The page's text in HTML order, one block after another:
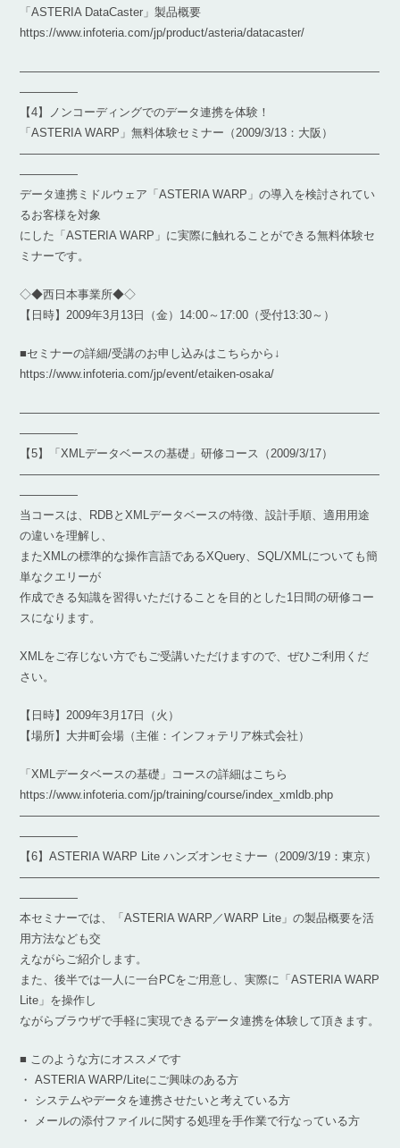
「ASTERIA DataCaster」製品概要
https://www.infoteria.com/jp/product/asteria/datacaster/
―――――――――――――――――――――――――――――――
―――――
【4】ノンコーディングでのデータ連携を体験！
「ASTERIA WARP」無料体験セミナー（2009/3/13：大阪）
―――――――――――――――――――――――――――――――
―――――
データ連携ミドルウェア「ASTERIA WARP」の導入を検討されてい
るお客様を対象
にした「ASTERIA WARP」に実際に触れることができる無料体験セ
ミナーです。
◇◆西日本事業所◆◇
【日時】2009年3月13日（金）14:00～17:00（受付13:30～）
■セミナーの詳細/受講のお申し込みはこちらから↓
https://www.infoteria.com/jp/event/etaiken-osaka/
―――――――――――――――――――――――――――――――
―――――
【5】「XMLデータベースの基礎」研修コース（2009/3/17）
―――――――――――――――――――――――――――――――
―――――
当コースは、RDBとXMLデータベースの特徴、設計手順、適用用途
の違いを理解し、
またXMLの標準的な操作言語であるXQuery、SQL/XMLについても簡
単なクエリーが
作成できる知識を習得いただけることを目的とした1日間の研修コー
スになります。
XMLをご存じない方でもご受講いただけますので、ぜひご利用くだ
さい。
【日時】2009年3月17日（火）
【場所】大井町会場（主催：インフォテリア株式会社）
「XMLデータベースの基礎」コースの詳細はこちら
https://www.infoteria.com/jp/training/course/index_xmldb.php
―――――――――――――――――――――――――――――――
―――――
【6】ASTERIA WARP Lite ハンズオンセミナー（2009/3/19：東京）
―――――――――――――――――――――――――――――――
―――――
本セミナーでは、「ASTERIA WARP／WARP Lite」の製品概要を活
用方法なども交
えながらご紹介します。
また、後半では一人に一台PCをご用意し、実際に「ASTERIA WARP
Lite」を操作し
ながらブラウザで手軽に実現できるデータ連携を体験して頂きます。
■ このような方にオススメです
・ ASTERIA WARP/Liteにご興味のある方
・ システムやデータを連携させたいと考えている方
・ メールの添付ファイルに関する処理を手作業で行なっている方